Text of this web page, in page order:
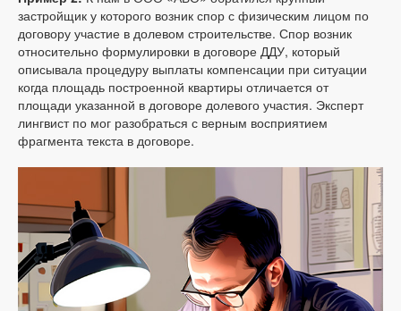
застройщик у которого возник спор с физическим лицом по
договору участие в долевом строительстве. Спор возник
относительно формулировки в договоре ДДУ, который
описывала процедуру выплаты компенсации при ситуации
когда площадь построенной квартиры отличается от
площади указанной в договоре долевого участия. Эксперт
лингвист по мог разобраться с верным восприятием
фрагмента текста в договоре.